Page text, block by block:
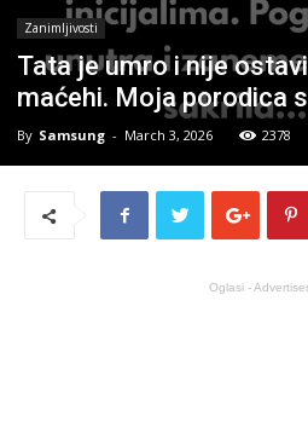
Zanimljivosti
Tata je umro i nije
maćehi. Moja porodica
By Samsung - March 3, 2026 2378
Oglasi -